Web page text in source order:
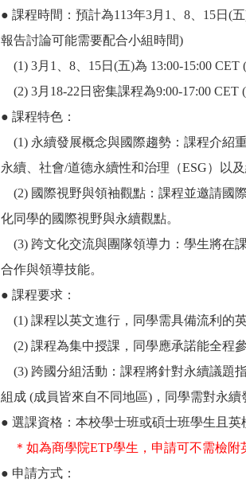
● 課程時間：預計為113年3月1、8、15日(
報告討論可能需要配合小組時間)
(1) 3月1、8、15日(五)為 13:00-15:00 CET
(2) 3月18-22日密集課程為9:00-17:00 CET
● 課程特色：
(1) 永續發展概念與國際趨勢：課程介紹
永續、社會/道德永續性和治理（ESG）以
(2) 國際視野與領袖觀點：課程並邀請國
化同學的國際視野與永續觀點。
(3) 跨文化交流與團隊領導力：學生將在
合作與領導技能。
● 課程要求：
(1) 課程以英文進行，同學需具備流利的英
(2) 課程為集中授課，同學應承諾能全程參
(3) 跨國分組活動：課程將針對永續議題
組成 (成員皆來自不同地區) ，同學需對永
● 選課資格：本校學士班或碩士班學生且英
＊如為商學院ETP學生，申請可不需檢附
● 申請方式：